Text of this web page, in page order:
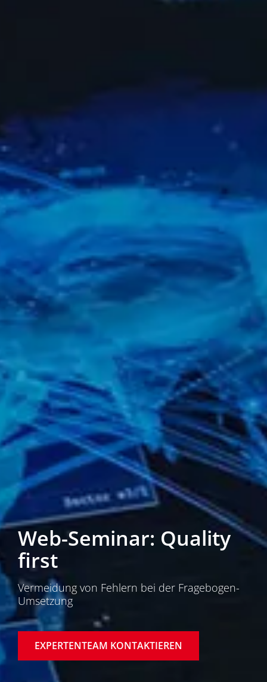
Web-Seminar: Quality
first
Vermeidung von Fehlern bei der Fragebogen-
Umsetzung
EXPERTENTEAM KONTAKTIEREN